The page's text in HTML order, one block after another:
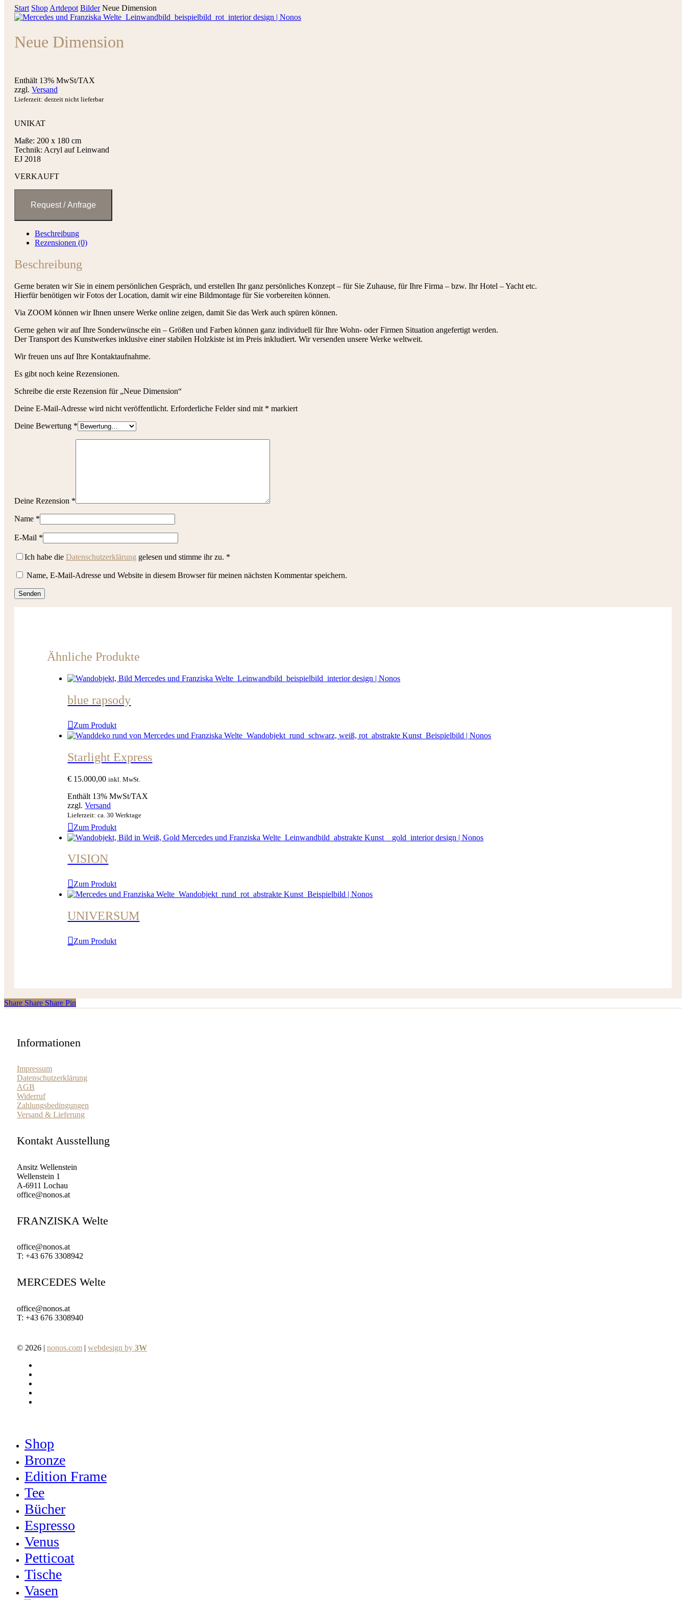
Start Shop Artdepot Bilder Neue Dimension
Neue Dimension
Enthält 13% MwSt/TAX
zzgl. Versand
Lieferzeit: derzeit nicht lieferbar
UNIKAT
Maße: 200 x 180 cm
Technik: Acryl auf Leinwand
EJ 2018
VERKAUFT
Beschreibung
Rezensionen (0)
Beschreibung
Gerne beraten wir Sie in einem persönlichen Gespräch, und erstellen Ihr ganz persönliches Konzept – für Sie Zuhause, für Ihre Firma – bzw. Ihr Hotel – Yacht etc.
Hierfür benötigen wir Fotos der Location, damit wir eine Bildmontage für Sie vorbereiten können.
Via ZOOM können wir Ihnen unsere Werke online zeigen, damit Sie das Werk auch spüren können.
Gerne gehen wir auf Ihre Sonderwünsche ein – Größen und Farben können ganz individuell für Ihre Wohn- oder Firmen Situation angefertigt werden.
Der Transport des Kunstwerkes inklusive einer stabilen Holzkiste ist im Preis inkludiert. Wir versenden unsere Werke weltweit.
Wir freuen uns auf Ihre Kontaktaufnahme.
Es gibt noch keine Rezensionen.
Schreibe die erste Rezension für „Neue Dimension“
Deine E-Mail-Adresse wird nicht veröffentlicht. Erforderliche Felder sind mit * markiert
Deine Bewertung *
Deine Rezension *
Name *
E-Mail *
Ich habe die Datenschutzerklärung gelesen und stimme ihr zu. *
Name, E-Mail-Adresse und Website in diesem Browser für meinen nächsten Kommentar speichern.
Ähnliche Produkte
blue rapsody
Zum Produkt
Starlight Express
€ 15.000,00 inkl. MwSt.
Enthält 13% MwSt/TAX
zzgl.Versand
Lieferzeit: ca. 30 Werktage
Zum Produkt
VISION
Zum Produkt
UNIVERSUM
Zum Produkt
Share
Share Share Share Pin
Informationen
Impressum
Datenschutzerklärung
AGB
Widerruf
Zahlungsbedingungen
Versand & Lieferung
Kontakt Ausstellung
Ansitz Wellenstein
Wellenstein 1
A-6911 Lochau
office@nonos.at
FRANZISKA Welte
office@nonos.at
T: +43 676 3308942
MERCEDES Welte
office@nonos.at
T: +43 676 3308940
© 2026 | nonos.com | webdesign by 3W
Menu
Shop
Bronze
Edition Frame
Tee
Bücher
Espresso
Venus
Petticoat
Tische
Vasen